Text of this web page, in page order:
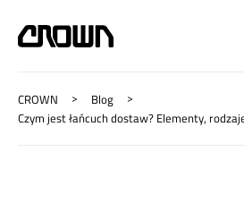
CROWN > Blog >
Czym jest łańcuch dostaw? Elementy,